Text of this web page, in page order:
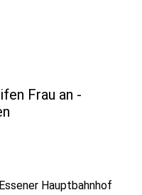
Frau an -
Hauptbahnhof